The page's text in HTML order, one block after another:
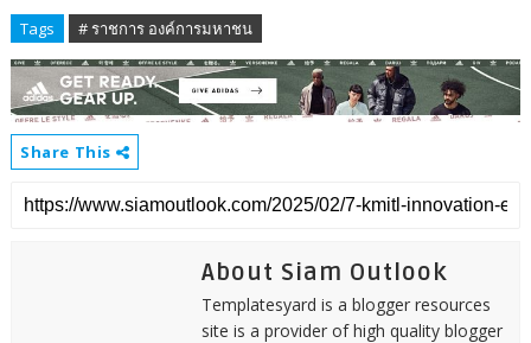
Tags # ราชการ องค์การมหาชน
Share This
About Siam Outlook
Templatesyard is a blogger resources
site is a provider of high quality blogger